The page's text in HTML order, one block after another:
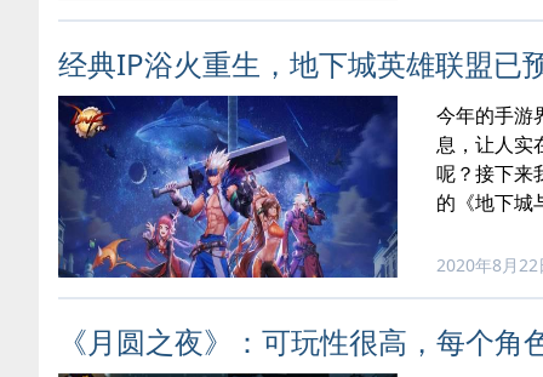
经典IP浴火重生，地下城英雄联盟已
今年的手游
息，让人实
呢？接下来
的《地下城
2020年8月22
《月圆之夜》：可玩性很高，每个